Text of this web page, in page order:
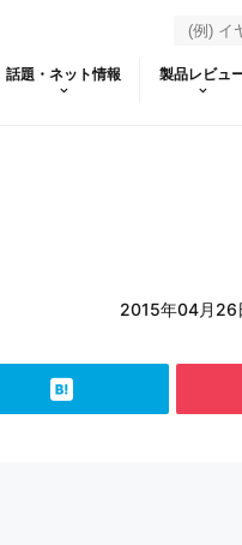
話題・ネット情報 製品レビュ
2015年04月26